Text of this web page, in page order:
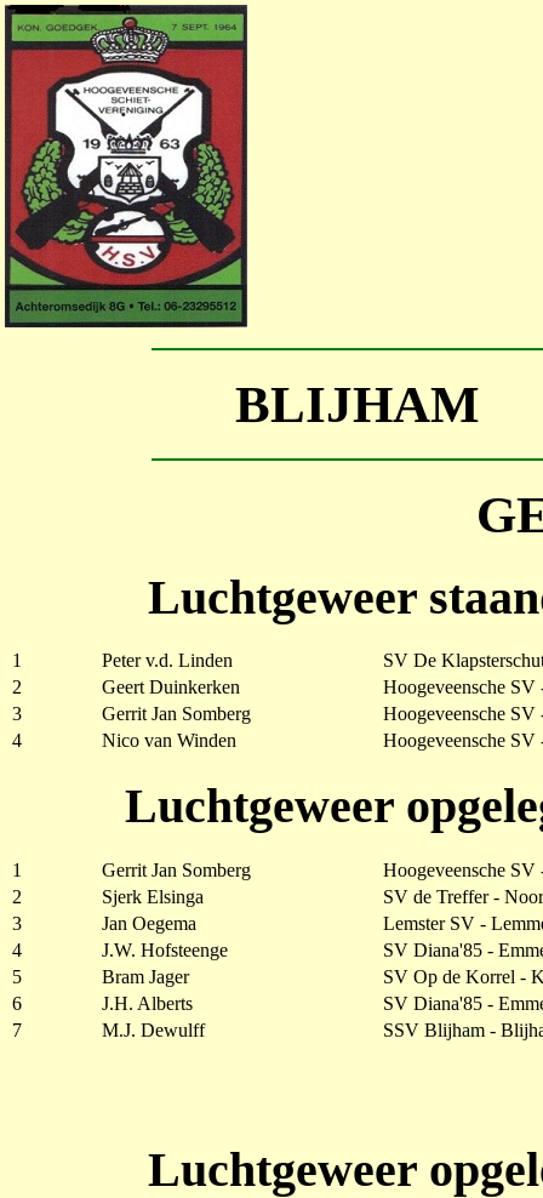
BLIJHAM
Luchtgeweer
1 Peter v.d. Linden
SV De
2
Geert Duinkerken
Hoogeveensche SV
3
Gerrit Jan Somberg
Hoogeveensche SV
4
Nico van Winden Hoogeveensche SV
Luchtgeweer
1 Gerrit Jan Somberg
Hoogeveensche SV
2
Sjerk Elsinga
SV de Treffer -
3
Jan Oegema
Lemster SV -
4
J.W. Hofsteenge
SV Diana'85 -
5
Bram Jager
SV Op de Korrel -
6
J.H. Alberts
SV Diana'85 -
7
M.J. Dewulff SSV Blijham -
Luchtgeweer